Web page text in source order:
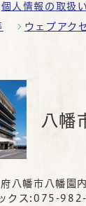
個人情報の取扱
ウェブアク
八幡
八幡市八幡園
クス:075-